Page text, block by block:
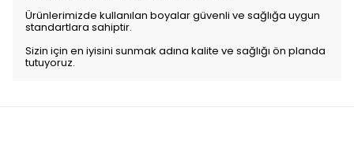
Ürünlerimizde kullanılan boyalar güvenli ve sağlığa uygun
standartlara sahiptir.
Sizin için en iyisini sunmak adına kalite ve sağlığı ön planda
tutuyoruz.